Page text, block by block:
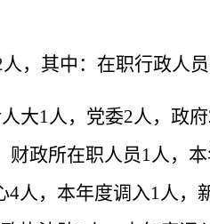
人，其中：在职行政人员
大1人，党委2人，政府
财政所在职人员 1人，
4人，本年度调入1人，